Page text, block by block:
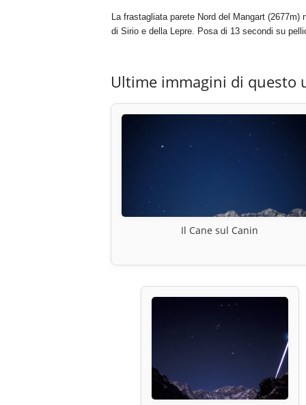
La frastagliata parete Nord del Mangart
di Sirio e della Lepre. Posa di 13 secondi su
Ultime immagini di questo
Il Cane sul Canin